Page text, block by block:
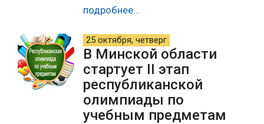
подробнее...
25 октября, четверг
В Минской области
стартует II этап
республиканской
олимпиады по
учебным предметам